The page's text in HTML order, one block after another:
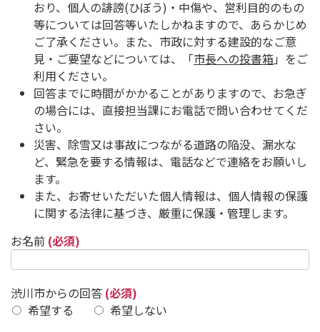
おり、個人の誹謗(ひぼう)・中傷や、営利目的のもの
等については回答等いたしかねますので、あらかじめ
ご了承ください。また、市政に対する建設的なご意
見・ご要望などについては、「市長への投書箱」をご
利用ください。
回答までに時間がかかることがありますので、お急ぎ
の場合には、直接担当課にお電話で問い合わせてくだ
さい。
災害、除雪又は事故につながる道路の陥没、漏水な
ど、緊急を要する情報は、電話などで連絡をお願いし
ます。
また、お寄せいただいた個人情報は、個人情報の保護
に関する法律に基づき、厳重に保護・管理します。
お名前 (必須)
渋川市からの回答 (必須)
希望する
希望しない